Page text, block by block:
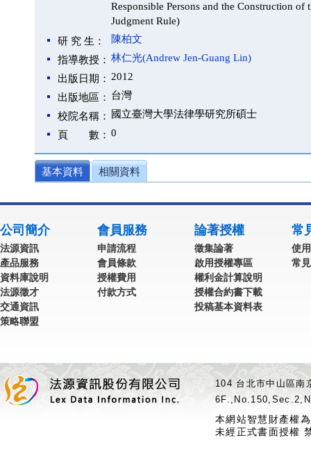
Responsible Persons and the Construction
Judgment Rule)
研 究 生：
陳柏文
指導教授： 林仁光(Andrew Jen-Guang Lin)
出版日期： 2012
出版地區： 台灣
校院名稱：
國立臺灣大學法律學研究所碩士
頁 數： 0
基本資料 相關資料
公司簡介
法源資訊
產品服務
資料庫說明
法源徵才
交通資訊
策略聯盟
會員服務
申請流程
會員條款
授權費用
付款方式
論著授權
徵集論著
啟用授權專區
權利金計算說明
授權合約書下載
投稿基本資料表
常
使
常
104 台北市中山區
本網站智慧財產權
未經正式書面授權